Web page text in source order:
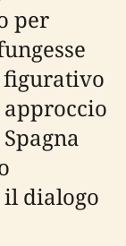
per
figurativo
dialogo